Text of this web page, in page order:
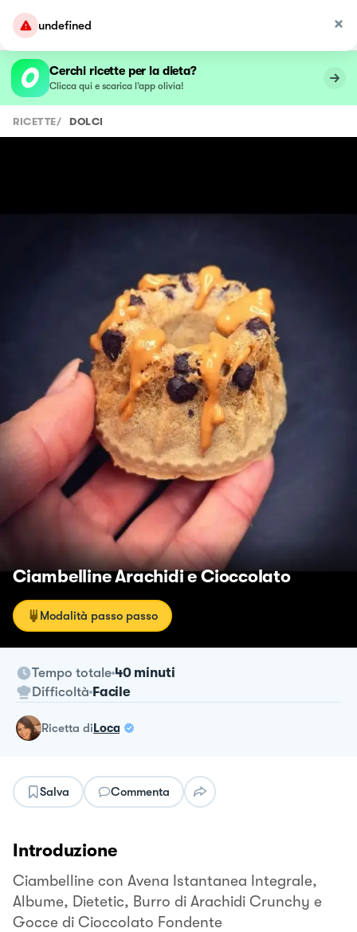
undefined
Cerchi ricette per la dieta?
Clicca qui e scarica l’app olivia!
RICETTE/ DOLCI
Ciambelline Arachidi e Cioccolato
Modalità passo passo
Tempo totale 40 minuti
Difficoltà Facile
ricetta diLoca
Salva Commenta
Introduzione
Ciambelline con Avena Istantanea Integrale,
Albume, Dietetic, Burro di Arachidi Crunchy e
Gocce di Cioccolato Fondente